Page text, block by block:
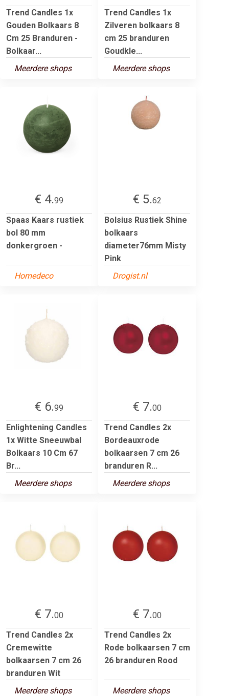
Trend Candles 1x
Gouden Bolkaars 8
Cm 25 Branduren -
Bolkaar...
Meerdere shops
Trend Candles 1x
Zilveren bolkaars 8
cm 25 branduren
Goudkle...
Meerdere shops
€ 4.99
Spaas Kaars rustiek
bol 80 mm
donkergroen -
Homedeco
€ 5.62
Bolsius Rustiek Shine
bolkaars
diameter76mm Misty
Pink
Drogist.nl
€ 6.99
Enlightening Candles
1x Witte Sneeuwbal
Bolkaars 10 Cm 67
Br...
Meerdere shops
€ 7.00
Trend Candles 2x
Bordeauxrode
bolkaarsen 7 cm 26
branduren R...
Meerdere shops
€ 7.00
Trend Candles 2x
Cremewitte
bolkaarsen 7 cm 26
branduren Wit
Meerdere shops
€ 7.00
Trend Candles 2x
Rode bolkaarsen 7 cm
26 branduren Rood
Meerdere shops